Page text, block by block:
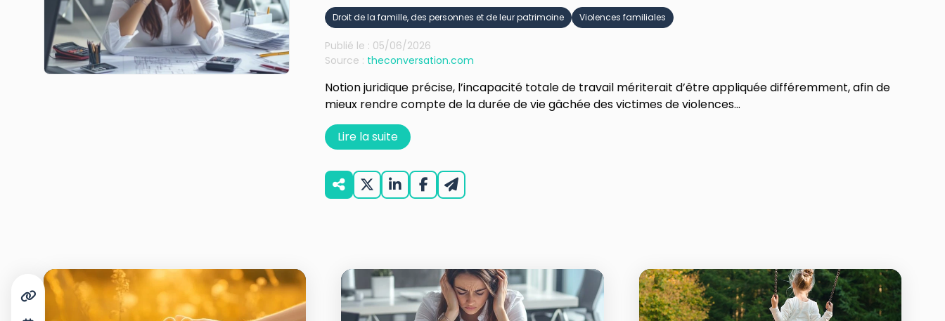
Publié le : 05/06/2026
Droit de la famille, des personnes et de leur patrimoine Violences familiales
Source : theconversation.com
Notion juridique précise, l’incapacité totale de travail mériterait d’être appliquée différemment, afin de
mieux rendre compte de la durée de vie gâchée des victimes de violences...
Lire la suite